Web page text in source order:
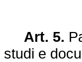
Art. 5.
studi e